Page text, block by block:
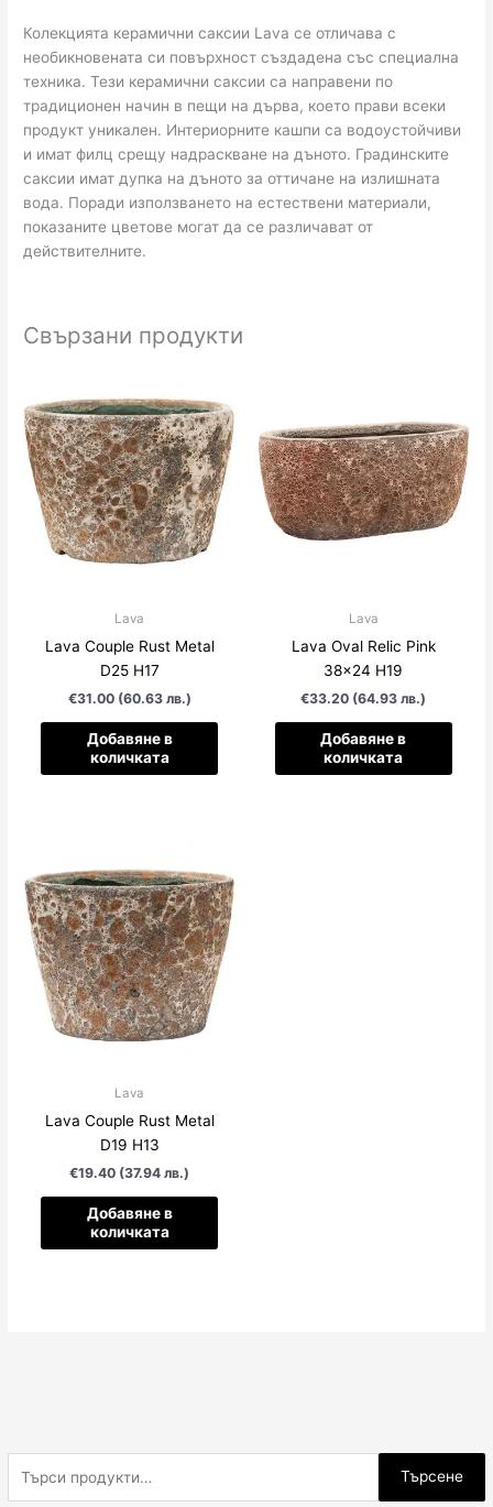
Търсене
Колекцията керамични саксии Lava се отличава с
необикновената си повърхност създадена със специална
техника. Тези керамични саксии са направени по
традиционен начин в пещи на дърва, което прави всеки
продукт уникален. Интериорните кашпи са водоустойчиви
и имат филц срещу надраскване на дъното. Градинските
саксии имат дупка на дъното за оттичане на излишната
вода. Поради използването на естествени материали,
показаните цветове могат да се различават от
действителните.
Свързани продукти
Lava
Lava Couple Rust Metal
D25 H17
€31.00 (60.63 лв.)
Добавяне в
количката
Lava
Lava Oval Relic Pink
38×24 Н19
€33.20 (64.93 лв.)
Добавяне в
количката
Lava
Lava Couple Rust Metal
D19 H13
€19.40 (37.94 лв.)
Добавяне в
количката